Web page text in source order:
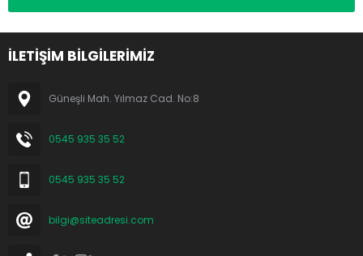
İLETİŞİM BİLGİLERİMİZ
Güneşli Mah. Yılmaz Cad. No:8
0545 935 35 52
0545 935 35 52
bilgi@siteadresi.com